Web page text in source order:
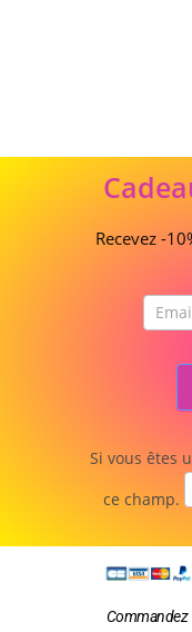
de
Recevez -
Si vous êtes
ce champ.
Commandez